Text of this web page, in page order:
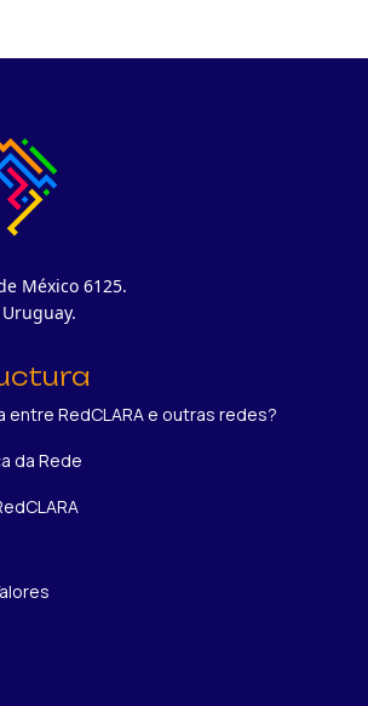
México 6125.
entre RedCLARA e outras redes?
da Rede